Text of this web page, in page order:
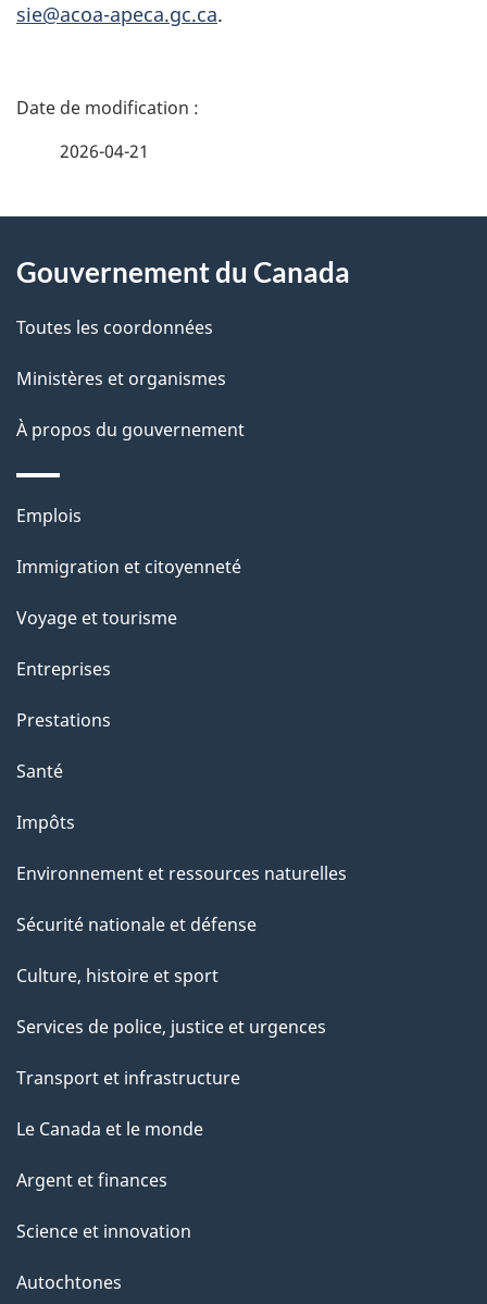
sie@acoa-apeca.gc.ca.
D
i
l
s
d
e
l
a
p
a
g
e
2026-04-21
propos
de
ce
site
Gouvernement du Canada
Toutes les coordonnées
Ministères et organismes
À propos du gouvernement
Thèmes
sujets
Emplois
Immigration et citoyenneté
Voyage et tourisme
Entreprises
Prestations
Santé
Impôts
Environnement et ressources naturelles
Sécurité nationale et défense
Culture, histoire et sport
Services de police, justice et urgences
Transport et infrastructure
Le Canada et le monde
Argent et finances
Science et innovation
Autochtones